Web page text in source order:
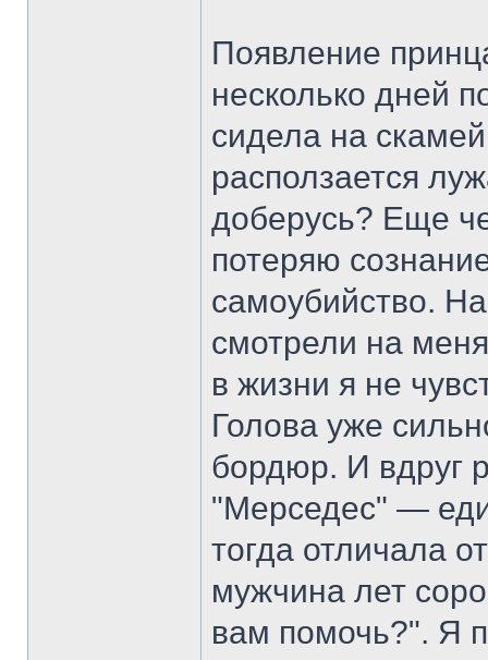
Появление
несколько дней
сидела на
расползается
доберусь? Еще
потеряю
самоубийство.
смотрели на
в жизни я не
Голова уже
бордюр. И вдруг
"Мерседес" —
тогда отличала
мужчина лет
вам помочь?". Я